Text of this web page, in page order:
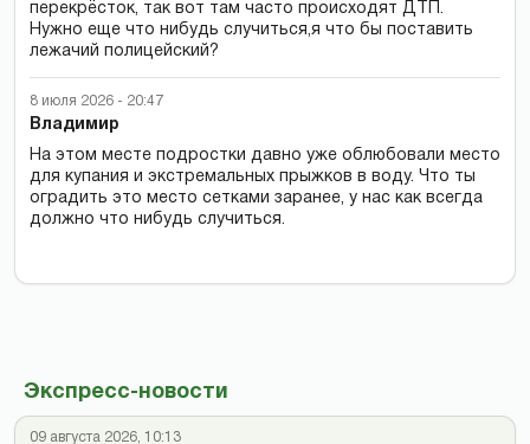
Экспресс-новости
09 августа 2026, 10:13
перекрёсток, так вот там часто происходят ДТП.
Нужно еще что нибудь случиться,я что бы поставить
лежачий полицейский?
8 июля 2026 - 20:47
Владимир
На этом месте подростки давно уже облюбовали место
для купания и экстремальных прыжков в воду. Что ты
оградить это место сетками заранее, у нас как всегда
должно что нибудь случиться.